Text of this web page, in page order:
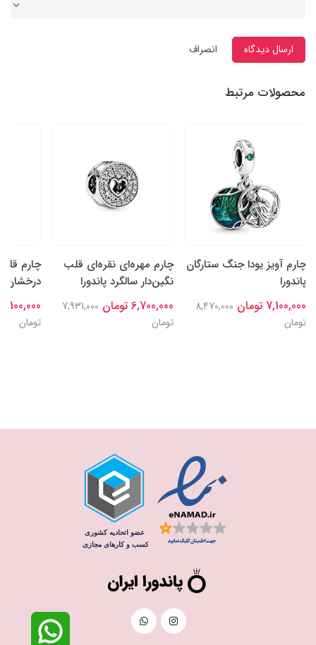
ارسال دیدگاه انصراف
محصولات مرتبط
چارم آویز یودا جنگ ستارگان
پاندورا
7,100,000 تومان
8,470,000
تومان
چارم مهره‌ای نقره‌ای قلب
نگین‌دار سالگرد پاندورا
6,700,000 تومان
7,931,000
تومان
چارم
درخشان
7,100,000 تومان
تومان